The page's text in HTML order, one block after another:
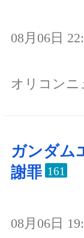
08月06日
オリコンニ
ガンダム
謝罪 161
08月06日